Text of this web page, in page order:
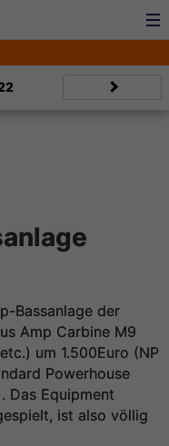
Bassanlage der
Amp Carbine M9
um 1.500Euro (NP
Powerhouse
Das Equipment
ist also völlig